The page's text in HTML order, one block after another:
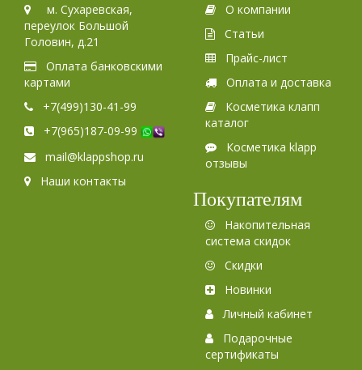
м. Сухаревская,
переулок Большой
Головин, д.21
Оплата банковскими
картами
+7(499)130-41-99
+7(965)187-09-99
mail@klappshop.ru
Наши контакты
О компании
Статьи
Прайс-лист
Оплата и доставка
Косметика клапп
каталог
Косметика klapp
отзывы
Покупателям
Накопительная
система скидок
Скидки
Новинки
Личный кабинет
Подарочные
сертификаты